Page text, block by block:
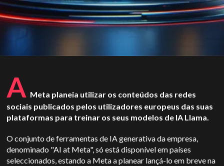
A Meta planeia utilizar os conteúdos das redes
sociais publicados pelos utilizadores europeus das suas
plataformas para treinar os seus modelos de IA Llama.
O conjunto de ferramentas de IA generativa da empresa,
denominado "AI at Meta", só está disponível em países
seleccionados, estando a Meta a planear lançá-lo em breve na